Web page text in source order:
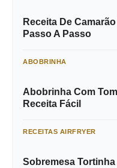
Receita De
Passo A Passo
ABOBRINHA
Abobrinha Com
Receita Fácil
RECEITAS AIRFRYER
Sobremesa